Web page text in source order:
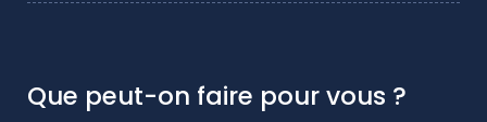
Que peut-on faire pour vous ?